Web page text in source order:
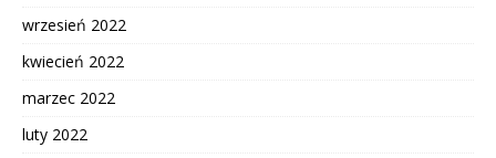
wrzesień 2022
kwiecień 2022
marzec 2022
luty 2022